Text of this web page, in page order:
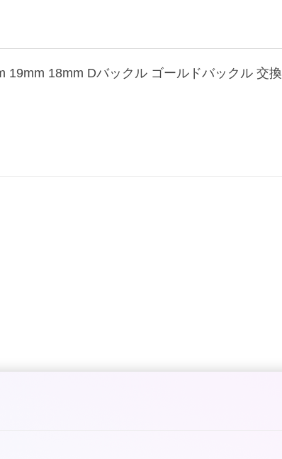
19mm 18mm Dバックル ゴールドバックル 交換